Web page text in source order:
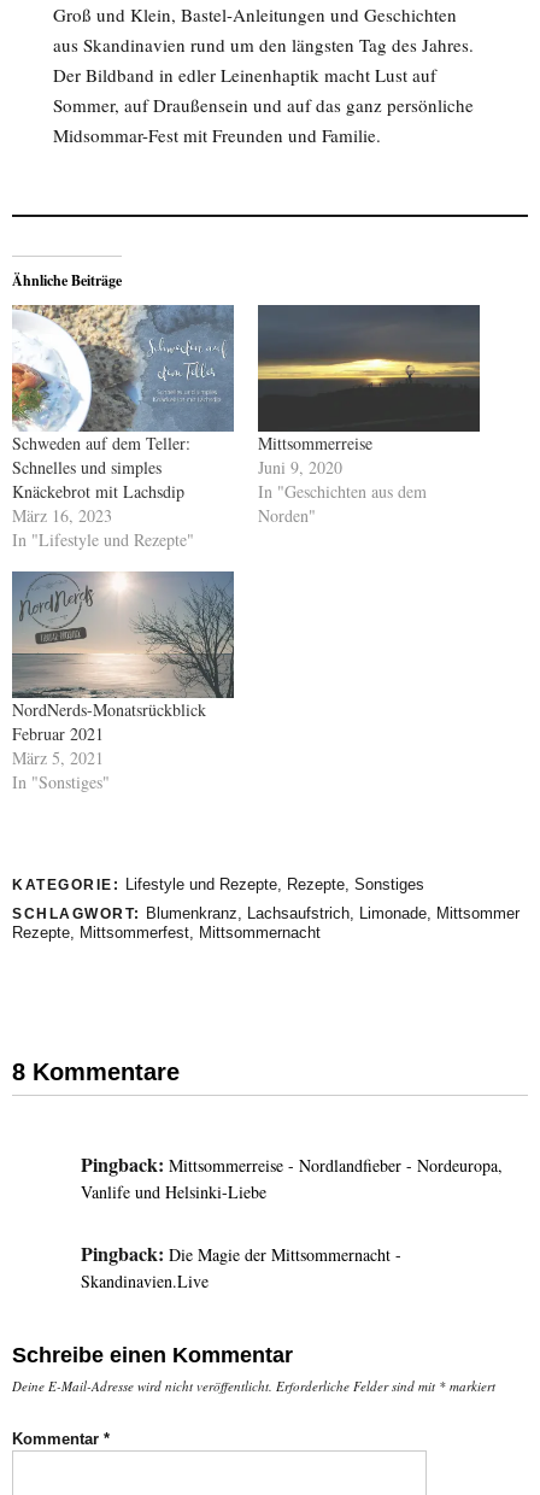
Groß und Klein, Bastel-Anleitungen und Geschichten
aus Skandinavien rund um den längsten Tag des Jahres.
Der Bildband in edler Leinenhaptik macht Lust auf
Sommer, auf Draußensein und auf das ganz persönliche
Midsommar-Fest mit Freunden und Familie.
Ähnliche Beiträge
Schweden auf dem Teller:
Schnelles und simples
Knäckebrot mit Lachsdip
März 16, 2023
In "Lifestyle und Rezepte"
Mittsommerreise
Juni 9, 2020
In "Geschichten aus dem
Norden"
NordNerds-Monatsrückblick
Februar 2021
März 5, 2021
In "Sonstiges"
KATEGORIE: Lifestyle und Rezepte, Rezepte, Sonstiges
SCHLAGWORT: Blumenkranz, Lachsaufstrich, Limonade, Mittsommer
Rezepte, Mittsommerfest, Mittsommernacht
8 Kommentare
Pingback: Mittsommerreise - Nordlandfieber - Nordeuropa,
Vanlife und Helsinki-Liebe
Pingback: Die Magie der Mittsommernacht -
Skandinavien.Live
Schreibe einen Kommentar
Deine E-Mail-Adresse wird nicht veröffentlicht. Erforderliche Felder sind mit * markiert
Kommentar *